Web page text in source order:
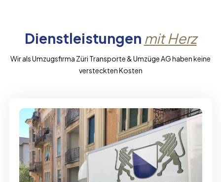
Dienstleistungen mit Herz
Wir als Umzugsfirma Züri Transporte & Umzüge AG haben keine
versteckten Kosten